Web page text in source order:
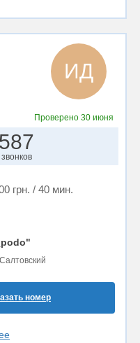
ИД
Проверено 30 июня
587
звонков
грн. / 40 мин.
номер